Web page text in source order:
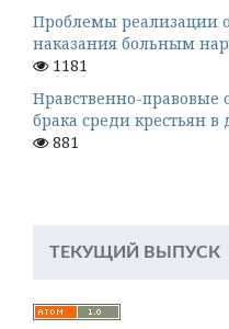
Проблемы реализации
наказания больным
1181
Нравственно-правовые
брака среди крестьян
881
ТЕКУЩИЙ ВЫПУСК